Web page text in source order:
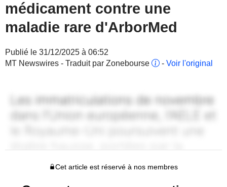
médicament contre une
maladie rare d'ArborMed
Publié le 31/12/2025 à 06:52
MT Newswires - Traduit par Zonebourse
- Voir l'original
Cet article est réservé à nos membres